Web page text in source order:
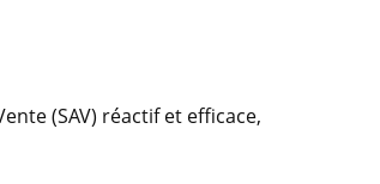
(SAV) réactif et efficace,